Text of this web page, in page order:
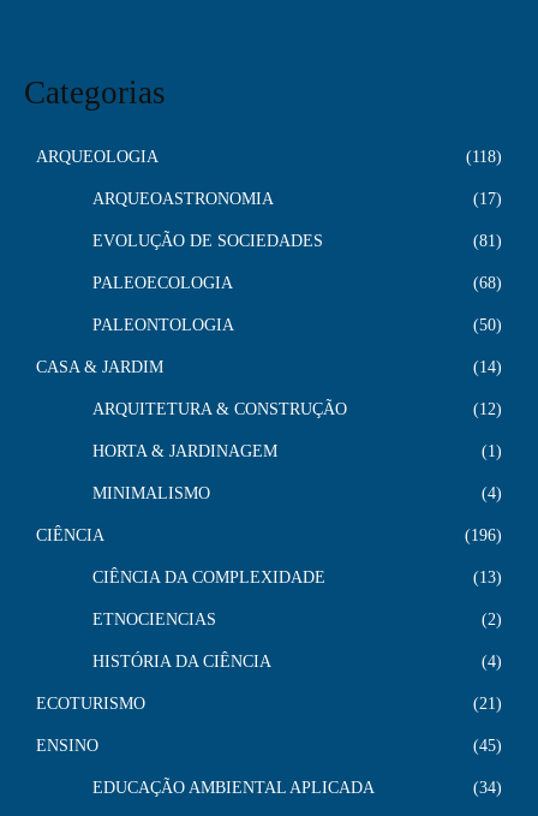
Categorias
ARQUEOLOGIA 118
ARQUEOASTRONOMIA 17
EVOLUÇÃO DE SOCIEDADES 81
PALEOECOLOGIA 68
PALEONTOLOGIA 50
CASA & JARDIM 14
ARQUITETURA & CONSTRUÇÃO 12
HORTA & JARDINAGEM 1
MINIMALISMO 4
CIÊNCIA 196
CIÊNCIA DA COMPLEXIDADE 13
ETNOCIENCIAS 2
HISTÓRIA DA CIÊNCIA 4
ECOTURISMO 21
ENSINO 45
EDUCAÇÃO AMBIENTAL APLICADA 34